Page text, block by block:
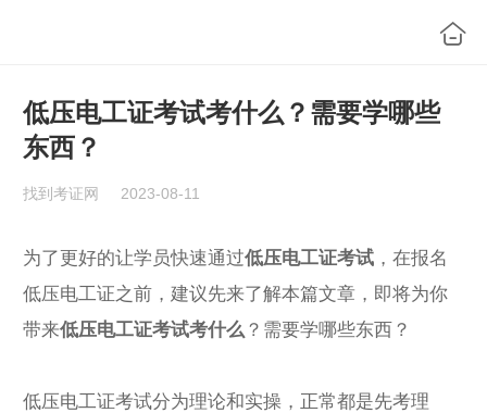
低压电工证考试考什么？需要学哪些
东西？
找到考证网 2023-08-11
为了更好的让学员快速通过低压电工证考试 ，在报名
低压电工证之前，建议先来了解本篇文章，即将为你
带来低压电工证考试考什么 ？需要学哪些东西？
低压电工证考试分为理论和实操，正常都是先考理